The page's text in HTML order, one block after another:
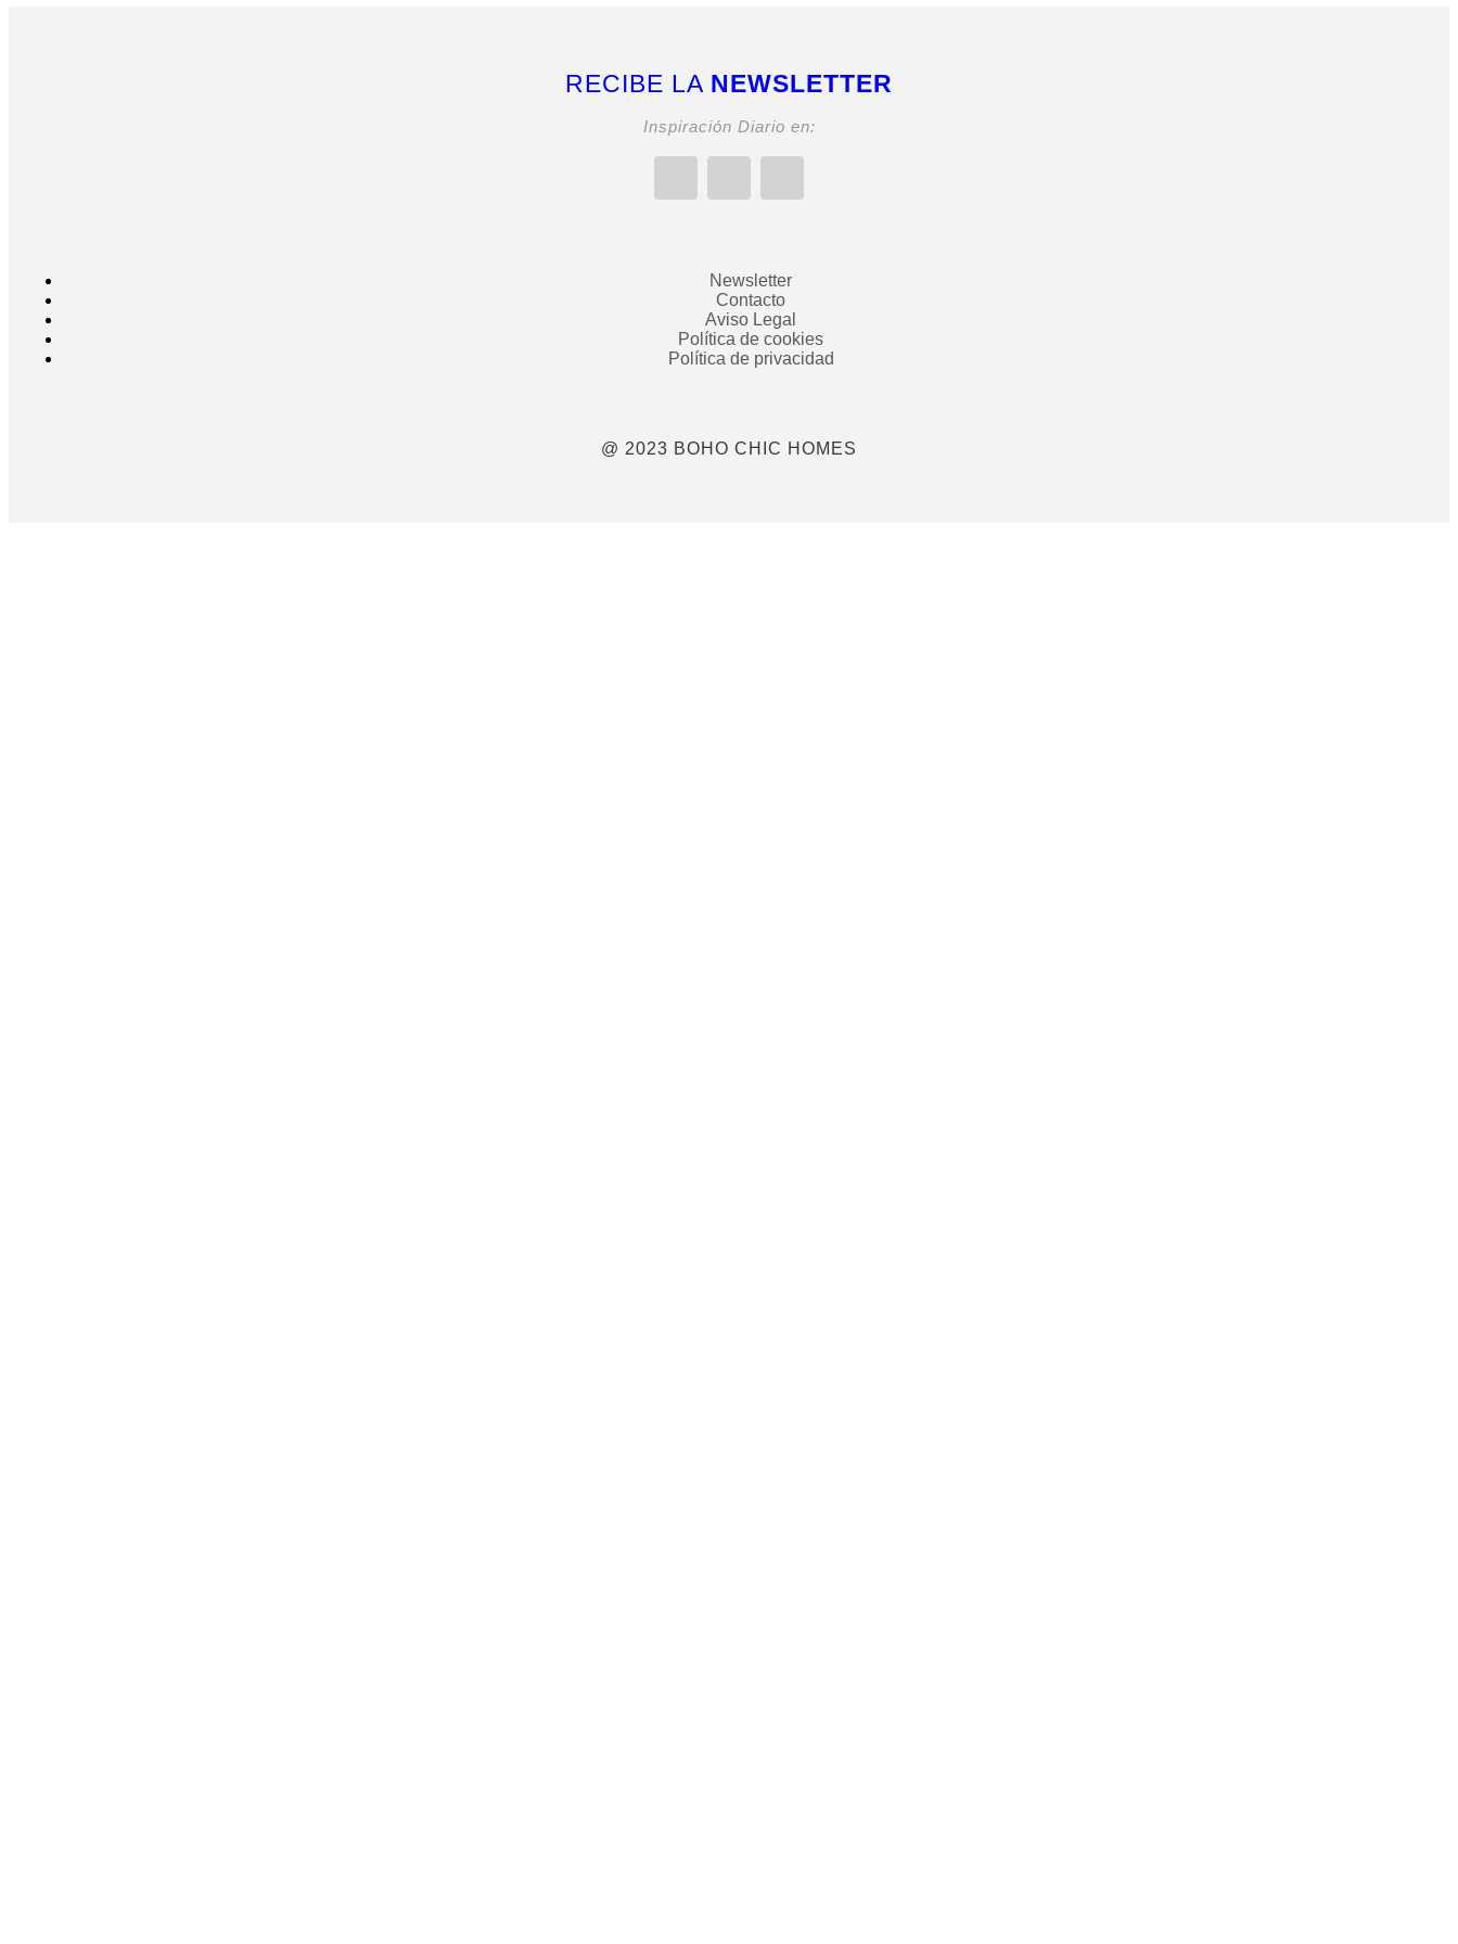
RECIBE LA NEWSLETTER
Inspiración Diario en:
Newsletter
Contacto
Aviso Legal
Política de cookies
Política de privacidad
@ 2023 BOHO CHIC HOMES